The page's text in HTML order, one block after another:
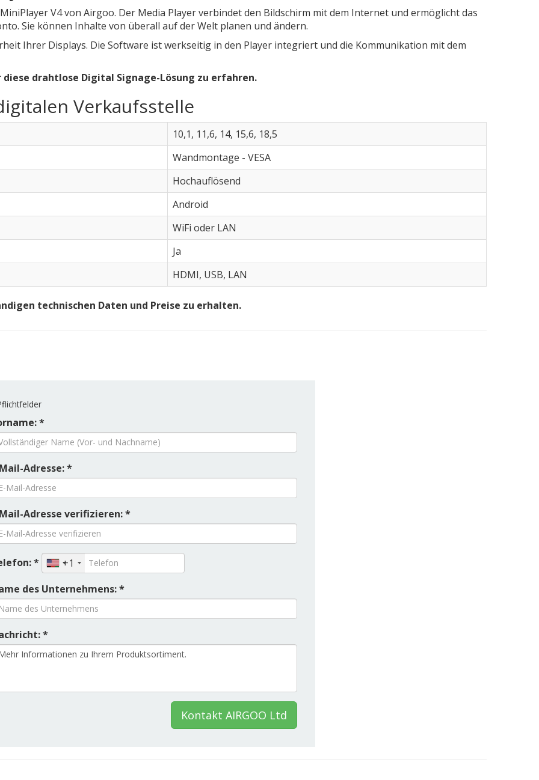
V4 von Airgoo. Der Media Player verbindet den Bildschirm mit dem Internet und ermöglicht das
Sie können Inhalte von überall auf der Welt planen und ändern.
Ihrer Displays. Die Software ist werkseitig in den Player integriert und die Kommunikation mit dem
diese drahtlose Digital Signage-Lösung zu erfahren.
Verkaufsstelle
10,1, 11,6, 14, 15,6, 18,5
Wandmontage - VESA
Hochauflösend
Android
WiFi oder LAN
Ja
HDMI, USB, LAN
technischen Daten und Preise zu erhalten.
*
Adresse: *
Adresse verifizieren: *
*
+1
des Unternehmens: *
*
Kontakt AIRGOO Ltd